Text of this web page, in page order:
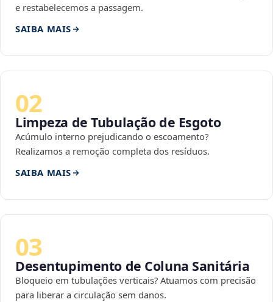
e restabelecemos a passagem.
SAIBA MAIS
02
Limpeza de Tubulação de Esgoto
Acúmulo interno prejudicando o escoamento?
Realizamos a remoção completa dos resíduos.
SAIBA MAIS
03
Desentupimento de Coluna Sanitária
Bloqueio em tubulações verticais? Atuamos com precisão
para liberar a circulação sem danos.